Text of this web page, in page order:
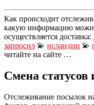
Как происходит
какую информацию
осуществляется доставка:
запросил 💫 исландии 💫
читайте на сайте …
Смена
Отслеживание посылок